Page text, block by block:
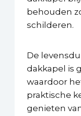
behouden
schilderen.
De
dakkapel is
waardoor
praktische
genieten